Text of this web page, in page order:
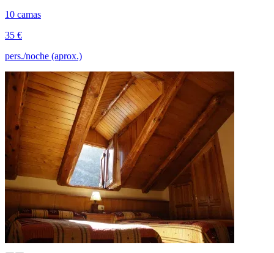
10 camas
35 €
pers./noche (aprox.)